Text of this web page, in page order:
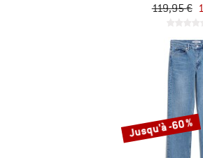
119,95 €
Jusqu'à -60 %